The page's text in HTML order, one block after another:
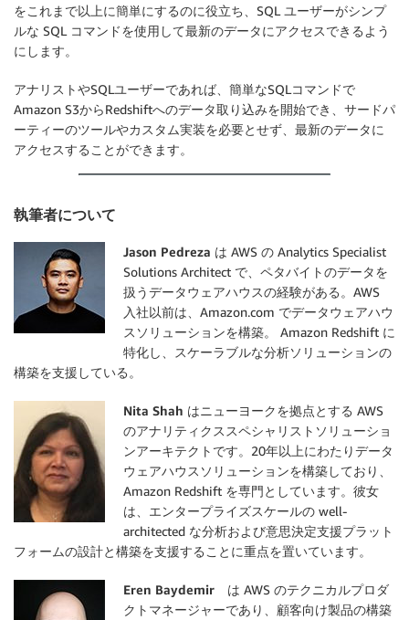
をこれまで以上に簡単にするのに役立ち、SQL ユーザーがシンプ
ルな SQL コマンドを使用して最新のデータにアクセスできるよう
にします。
アナリストやSQLユーザーであれば、簡単なSQLコマンドで
Amazon S3からRedshiftへのデータ取り込みを開始でき、サードパ
ーティーのツールやカスタム実装を必要とせず、最新のデータに
アクセスすることができます。
執筆者について
Jason Pedreza は AWS の Analytics Specialist
Solutions Architect で、ペタバイトのデータを
扱うデータウェアハウスの経験がある。AWS
入社以前は、Amazon.com でデータウェアハウ
スソリューションを構築。 Amazon Redshift に
特化し、スケーラブルな分析ソリューションの
構築を支援している。
Nita Shah はニューヨークを拠点とする AWS
のアナリティクススペシャリストソリューショ
ンアーキテクトです。20年以上にわたりデータ
ウェアハウスソリューションを構築しており、
Amazon Redshift を専門としています。彼女
は、エンタープライズスケールの well-
architected な分析および意思決定支援プラット
フォームの設計と構築を支援することに重点を置いています。
Eren Baydemir は AWS のテクニカルプロダ
クトマネージャーであり、顧客向け製品の構築